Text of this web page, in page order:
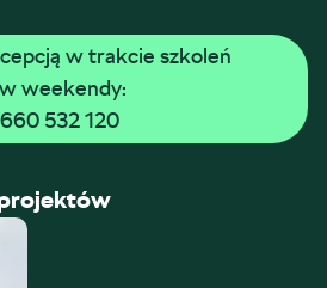
w trakcie szkoleń
w weekendy:
660 532 120